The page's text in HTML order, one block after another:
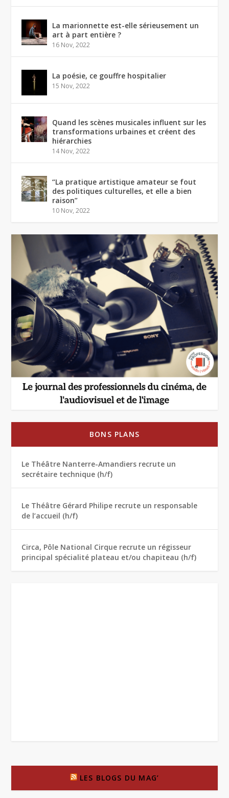
La marionnette est-elle sérieusement un
art à part entière ?
16 Nov, 2022
La poésie, ce gouffre hospitalier
15 Nov, 2022
Quand les scènes musicales influent sur les
transformations urbaines et créent des
hiérarchies
14 Nov, 2022
“La pratique artistique amateur se fout
des politiques culturelles, et elle a bien
raison”
10 Nov, 2022
BONS PLANS
Le Théâtre Nanterre-Amandiers recrute un
secrétaire technique (h/f)
Le Théâtre Gérard Philipe recrute un responsable
de l’accueil (h/f)
Circa, Pôle National Cirque recrute un régisseur
principal spécialité plateau et/ou chapiteau (h/f)
LES BLOGS DU MAG’